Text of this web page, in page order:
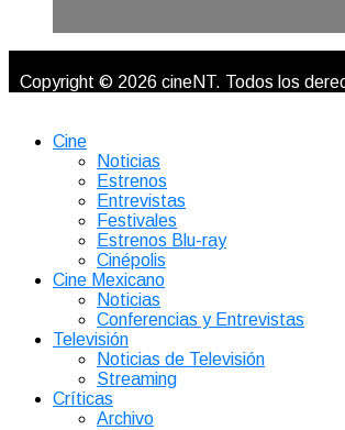
Copyright © 2026 cineNT. Todos los
Cine
Noticias
Estrenos
Entrevistas
Festivales
Estrenos Blu-ray
Cinépolis
Cine Mexicano
Noticias
Conferencias y Entrevistas
Televisión
Noticias de Televisión
Streaming
Críticas
Archivo